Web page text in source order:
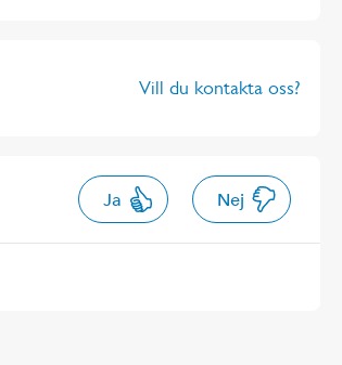
Vill du kontakta oss?
Ja Nej